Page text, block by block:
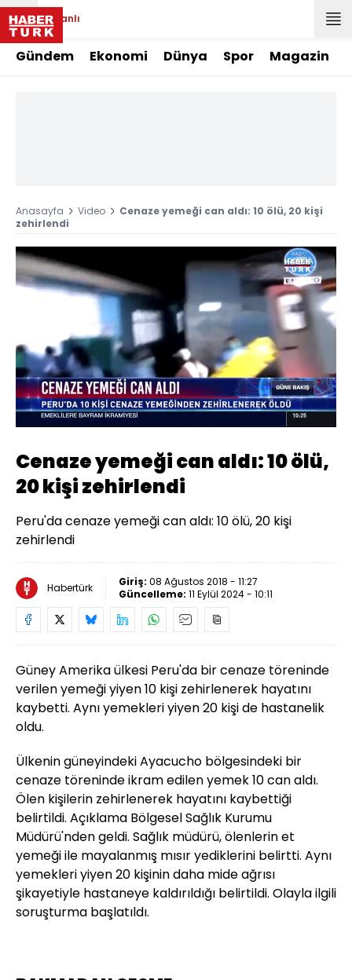
Canlı
Gündem Ekonomi Dünya Spor Magazin
Anasayfa Video
Cenaze yemeği can aldı: 10 ölü, 20 kişi
zehirlendi
Sesi
Aç
Yüklendi
100.00%
Oynatma
Hızı
Cenaze yemeği can aldı: 10 ölü,
20 kişi zehirlendi
Peru'da cenaze yemeği can aldı: 10 ölü, 20 kişi
zehirlendi
Habertürk Giriş: 08 Ağustos 2018 - 11:27
Güncelleme: 11 Eylül 2024 - 10:11
Güney Amerika ülkesi Peru'da bir cenaze töreninde
verilen yemeği yiyen 10 kişi zehirlenerek hayatını
kaybetti. Aynı yemekleri yiyen 20 kişi de hastanelik
oldu.
Ülkenin güneyindeki Ayacucho bölgesindeki bir
cenaze töreninde ikram edilen yemek 10 can aldı.
Ölen kişilerin zehirlenerek hayatını kaybettiği
belirtildi. Açıklama Bölgesel Sağlık Kurumu
Müdürü'nden geldi. Sağlık müdürü, ölenlerin et
yemeği ile mayalanmış mısır yediklerini belirtti. Aynı
yemekleri yiyen 20 kişinin daha mide ağrısı
şikayetiyle hastaneye kaldırıldığı belirtildi. Olayla ilgili
soruşturma başlatıldı.